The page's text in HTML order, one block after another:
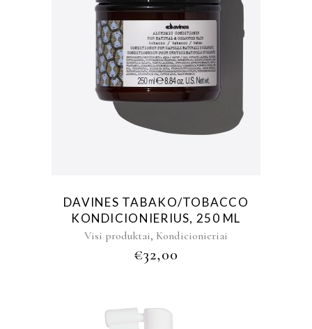
DAVINES TABAKO/TOBACCO
KONDICIONIERIUS, 250 ML
Visi produktai, Kondicionieriai
€32,00